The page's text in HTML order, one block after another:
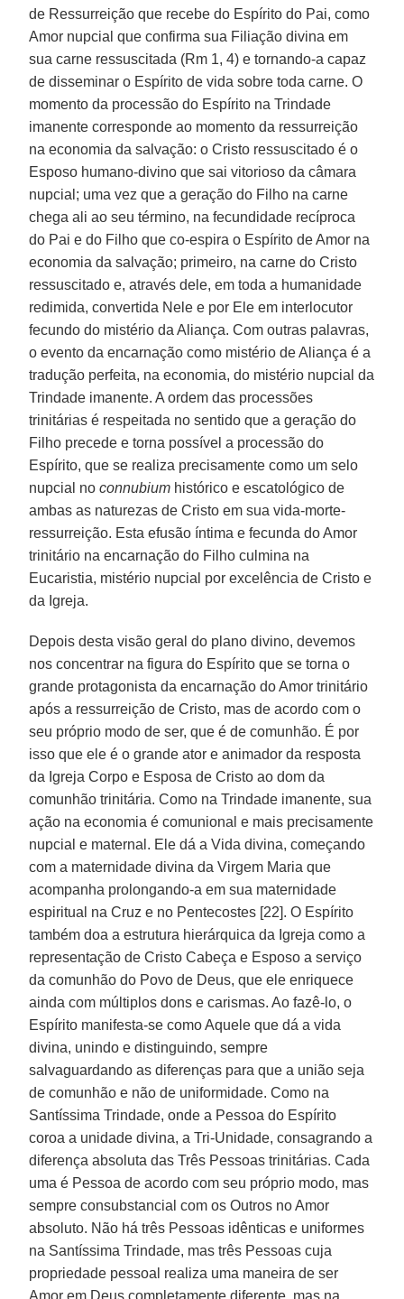
de Ressurreição que recebe do Espírito do Pai, como
Amor nupcial que confirma sua Filiação divina em
sua carne ressuscitada (Rm 1, 4) e tornando-a capaz
de disseminar o Espírito de vida sobre toda carne. O
momento da processão do Espírito na Trindade
imanente corresponde ao momento da ressurreição
na economia da salvação: o Cristo ressuscitado é o
Esposo humano-divino que sai vitorioso da câmara
nupcial; uma vez que a geração do Filho na carne
chega ali ao seu término, na fecundidade recíproca
do Pai e do Filho que co-espira o Espírito de Amor na
economia da salvação; primeiro, na carne do Cristo
ressuscitado e, através dele, em toda a humanidade
redimida, convertida Nele e por Ele em interlocutor
fecundo do mistério da Aliança. Com outras palavras,
o evento da encarnação como mistério de Aliança é a
tradução perfeita, na economia, do mistério nupcial da
Trindade imanente. A ordem das processões
trinitárias é respeitada no sentido que a geração do
Filho precede e torna possível a processão do
Espírito, que se realiza precisamente como um selo
nupcial noconnubium histórico e escatológico de
ambas as naturezas de Cristo em sua vida-morte-
ressurreição. Esta efusão íntima e fecunda do Amor
trinitário na encarnação do Filho culmina na
Eucaristia, mistério nupcial por excelência de Cristo e
da Igreja.
Depois desta visão geral do plano divino, devemos
nos concentrar na figura do Espírito que se torna o
grande protagonista da encarnação do Amor trinitário
após a ressurreição de Cristo, mas de acordo com o
seu próprio modo de ser, que é de comunhão. É por
isso que ele é o grande ator e animador da resposta
da Igreja Corpo e Esposa de Cristo ao dom da
comunhão trinitária. Como na Trindade imanente, sua
ação na economia é comunional e mais precisamente
nupcial e maternal. Ele dá a Vida divina, começando
com a maternidade divina da Virgem Maria que
acompanha prolongando-a em sua maternidade
espiritual na Cruz e no Pentecostes [22]. O Espírito
também doa a estrutura hierárquica da Igreja como a
representação de Cristo Cabeça e Esposo a serviço
da comunhão do Povo de Deus, que ele enriquece
ainda com múltiplos dons e carismas. Ao fazê-lo, o
Espírito manifesta-se como Aquele que dá a vida
divina, unindo e distinguindo, sempre
salvaguardando as diferenças para que a união seja
de comunhão e não de uniformidade. Como na
Santíssima Trindade, onde a Pessoa do Espírito
coroa a unidade divina, a Tri-Unidade, consagrando a
diferença absoluta das Três Pessoas trinitárias. Cada
uma é Pessoa de acordo com seu próprio modo, mas
sempre consubstancial com os Outros no Amor
absoluto. Não há três Pessoas idênticas e uniformes
na Santíssima Trindade, mas três Pessoas cuja
propriedade pessoal realiza uma maneira de ser
Amor em Deus completamente diferente, mas na